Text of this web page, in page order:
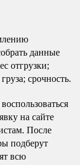
данные
отгрузки;
срочность.
на сайте
После
подберут
всю